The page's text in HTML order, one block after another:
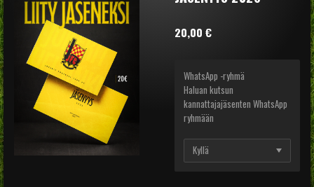
20,00 €
WhatsApp -ryhmä
Haluan kutsun
kannattajajäsenten WhatsApp
ryhmään